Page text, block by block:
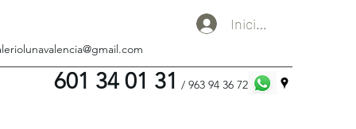
Iniciar sesión
601 34 01 31 / 963 94 36 72